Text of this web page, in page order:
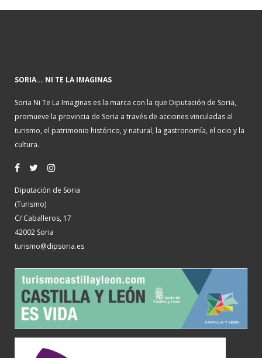
SORIA... NI TE LA IMAGINAS
Soria Ni Te La Imaginas es la marca con la que Diputación de Soria,
promueve la provincia de Soria a través de acciones vinculadas al
turismo, el patrimonio histórico, y natural, la gastronomía, el ocio y la
cultura.
Diputación de Soria
(Turismo)
C/ Caballeros, 17
42002 Soria
turismo@dipsoria.es